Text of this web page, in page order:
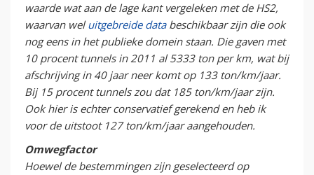
waarde wat aan de lage kant vergeleken met de HS2,
waarvan weluitgebreide databeschikbaar zijn die ook
nog eens in het publieke domein staan. Die gaven met
10 procent tunnels in 2011 al 5333 ton per km, wat bij
afschrijving in 40 jaar neer komt op 133 ton/km/jaar.
Bij 15 procent tunnels zou dat 185 ton/km/jaar zijn.
Ook hier is echter conservatief gerekend en heb ik
voor de uitstoot 127 ton/km/jaar aangehouden.
Omwegfactor
Hoewel de bestemmingen zijn geselecteerd op